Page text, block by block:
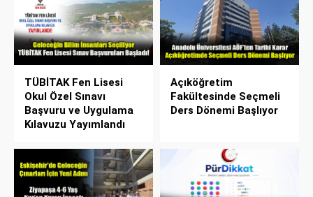
TÜBİTAK Fen Lisesi
Okul Özel Sınavı
Başvuru ve Uygulama
Kılavuzu Yayımlandı
Açıköğretim
Fakültesinde Seçmeli
Ders Dönemi Başlıyor